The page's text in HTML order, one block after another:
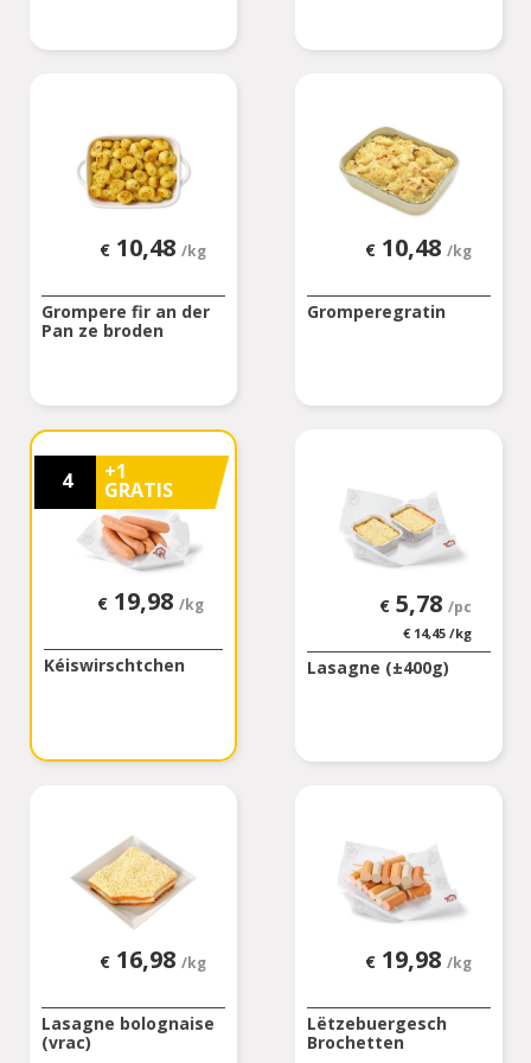
€ 10,48 /kg
Grompere fir an der
Pan ze broden
€ 10,48 /kg
Gromperegratin
4 +1
GRATIS
€ 19,98 /kg
Kéiswirschtchen
€ 5,78 /pc
€14,45 /kg
Lasagne (±400g)
€ 16,98 /kg
Lasagne bolognaise
(vrac)
€ 19,98 /kg
Lëtzebuergesch
Brochetten